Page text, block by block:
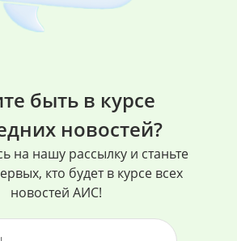
быть в курсе
новостей?
на нашу рассылку и станьте
кто будет в курсе всех
новостей АИС!